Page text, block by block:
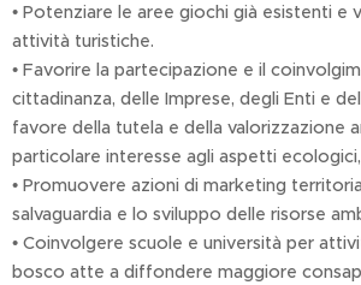
• Potenziare le aree giochi già esistenti e
attività turistiche.
• Favorire la partecipazione e il
cittadinanza, delle Imprese, degli Enti e
favore della tutela e della valorizzazione
particolare interesse agli aspetti
• Promuovere azioni di marketing
salvaguardia e lo sviluppo delle risorse
• Coinvolgere scuole e università per
bosco atte a diffondere maggiore